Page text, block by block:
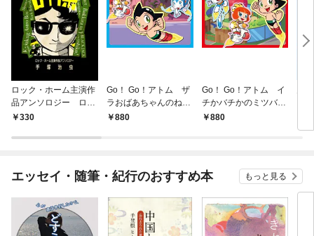
ロック・ホーム主演作
品アンソロジー ロッ
ク祭（フェスティバ
330
Go！ Go！アトム ザ
ラおばあちゃんのねが
い880
Go！ Go！アトム イ
チかバチかのミツバチ
ミッション
880
エッセイ・随筆・紀行のおすすめ本 もっと見る